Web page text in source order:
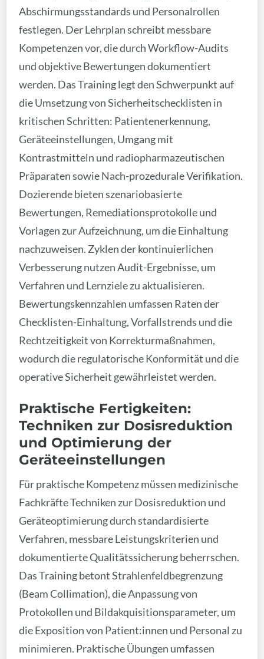
Abschirmungsstandards und Personalrollen
festlegen. Der Lehrplan schreibt messbare
Kompetenzen vor, die durch Workflow-Audits
und objektive Bewertungen dokumentiert
werden. Das Training legt den Schwerpunkt auf
die Umsetzung von Sicherheitschecklisten in
kritischen Schritten: Patientenerkennung,
Geräteeinstellungen, Umgang mit
Kontrastmitteln und radiopharmazeutischen
Präparaten sowie Nach-prozedurale Verifikation.
Dozierende bieten szenariobasierte
Bewertungen, Remediationsprotokolle und
Vorlagen zur Aufzeichnung, um die Einhaltung
nachzuweisen. Zyklen der kontinuierlichen
Verbesserung nutzen Audit-Ergebnisse, um
Verfahren und Lernziele zu aktualisieren.
Bewertungskennzahlen umfassen Raten der
Checklisten-Einhaltung, Vorfallstrends und die
Rechtzeitigkeit von Korrekturmaßnahmen,
wodurch die regulatorische Konformität und die
operative Sicherheit gewährleistet werden.
Praktische Fertigkeiten:
Techniken zur Dosisreduktion
und Optimierung der
Geräteeinstellungen
Für praktische Kompetenz müssen medizinische
Fachkräfte Techniken zur Dosisreduktion und
Geräteoptimierung durch standardisierte
Verfahren, messbare Leistungskriterien und
dokumentierte Qualitätssicherung beherrschen.
Das Training betont Strahlenfeldbegrenzung
(Beam Collimation), die Anpassung von
Protokollen und Bildakquisitionsparameter, um
die Exposition von Patient:innen und Personal zu
minimieren. Praktische Übungen umfassen